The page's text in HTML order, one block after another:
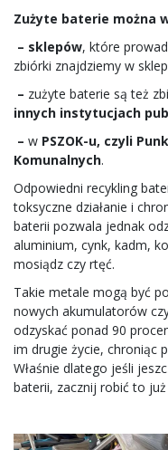
Zużyte baterie można
– sklepów, które
zbiórki znajdziemy w
– zużyte baterie są też
innych instytucjach
– w PSZOK-u, czyli
Komunalnych.
Odpowiedni recykling
toksyczne działanie i
baterii pozwala jednak
aluminium, cynk, kadm,
mosiądz czy rtęć.
Takie metale mogą być
nowych akumulatorów
odzyskać ponad 90
im drugie życie, chroniąc
Właśnie dlatego jeśli
baterii, zacznij robić to już